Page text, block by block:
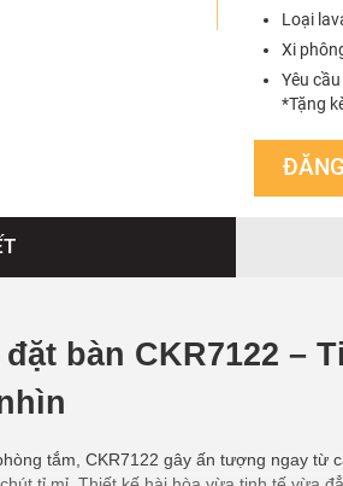
Loại
Xi
Yêu
*Tặng
bàn CKR7122 –
tắm, CKR7122 gây ấn tượng ngay